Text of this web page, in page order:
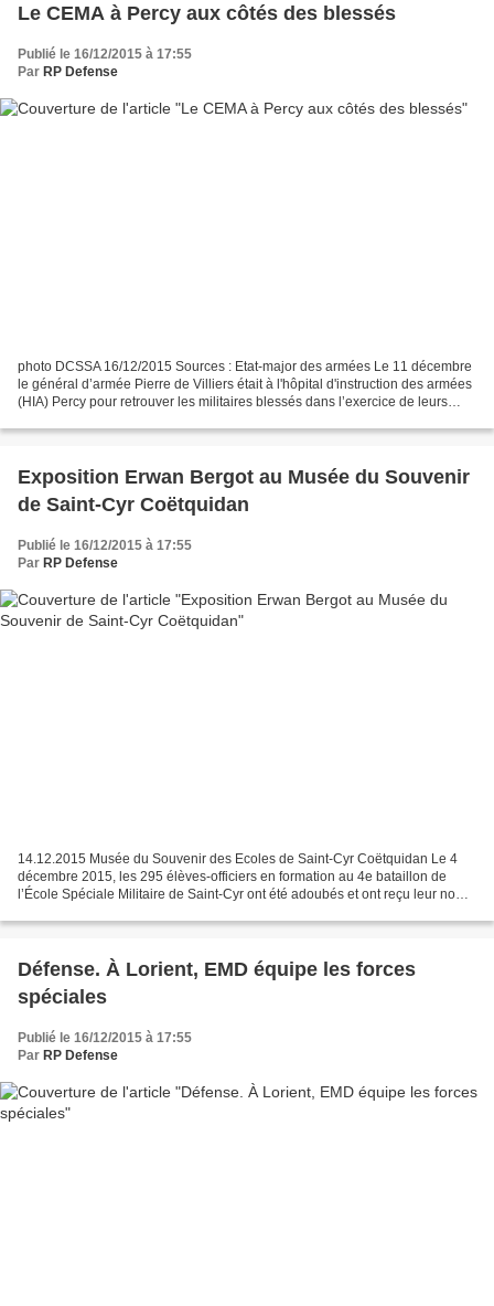
Le CEMA à Percy aux côtés des blessés
Publié le 16/12/2015 à 17:55
Par RP Defense
photo DCSSA 16/12/2015 Sources : Etat-major des armées Le 11 décembre
le général d’armée Pierre de Villiers était à l'hôpital d'instruction des armées
(HIA) Percy pour retrouver les militaires blessés dans l’exercice de leurs
Exposition Erwan Bergot au Musée du Souvenir
de Saint-Cyr Coëtquidan
Publié le 16/12/2015 à 17:55
Par RP Defense
14.12.2015 Musée du Souvenir des Ecoles de Saint-Cyr Coëtquidan Le 4
décembre 2015, les 295 élèves-officiers en formation au 4e bataillon de
l’École Spéciale Militaire de Saint-Cyr ont été adoubés et ont reçu leur nom
Défense. À Lorient, EMD équipe les forces
spéciales
Publié le 16/12/2015 à 17:55
Par RP Defense